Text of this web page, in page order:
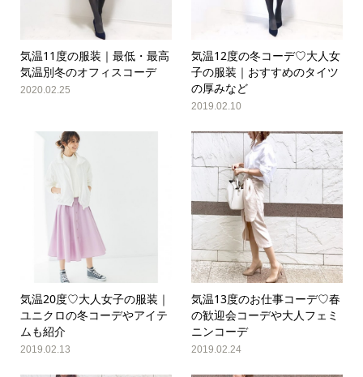
気温11度の服装｜最低・最高
気温別冬のオフィスコーデ
2020.02.25
気温12度の冬コーデ♡大人女
子の服装｜おすすめのタイツ
の厚みなど
2019.02.10
気温20度♡大人女子の服装｜
ユニクロの冬コーデやアイテ
ムも紹介
2019.02.13
気温13度のお仕事コーデ♡春
の歓迎会コーデや大人フェミ
ニンコーデ
2019.02.24